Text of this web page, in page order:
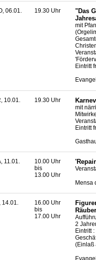
06.01. 19.30 Uhr
"Das
mit
Eintritt
10.01. 19.30 Uhr
mit
Eintritt
11.01.
10.00 Uhr
bis
13.00 Uhr
Mensa
14.01.
16.00 Uhr
bis
17.00 Uhr
2
Eintritt
(Einlaß